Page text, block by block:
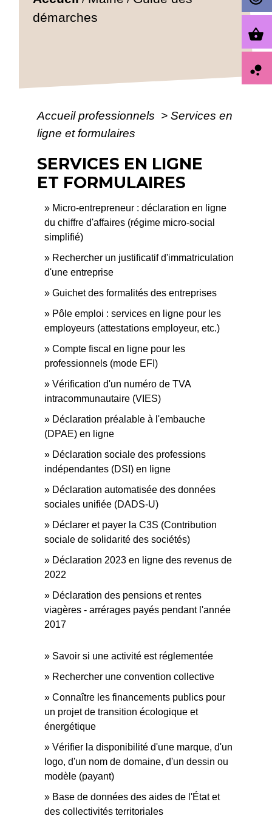
démarches
Accueil professionnels > Services en
ligne et formulaires
SERVICES EN LIGNE
ET FORMULAIRES
Micro-entrepreneur : déclaration en ligne
du chiffre d'affaires (régime micro-social
simplifié)
Rechercher un justificatif d'immatriculation
d'une entreprise
Guichet des formalités des entreprises
Pôle emploi : services en ligne pour les
employeurs (attestations employeur, etc.)
Compte fiscal en ligne pour les
professionnels (mode EFI)
Vérification d'un numéro de TVA
intracommunautaire (VIES)
Déclaration préalable à l'embauche
(DPAE) en ligne
Déclaration sociale des professions
indépendantes (DSI) en ligne
Déclaration automatisée des données
sociales unifiée (DADS-U)
Déclarer et payer la C3S (Contribution
sociale de solidarité des sociétés)
Déclaration 2023 en ligne des revenus de
2022
Déclaration des pensions et rentes
viagères - arrérages payés pendant l'année
2017
Savoir si une activité est réglementée
Rechercher une convention collective
Connaître les financements publics pour
un projet de transition écologique et
énergétique
Vérifier la disponibilité d'une marque, d'un
logo, d'un nom de domaine, d'un dessin ou
modèle (payant)
Base de données des aides de l'État et
des collectivités territoriales
shopping_basket
bubble_chart